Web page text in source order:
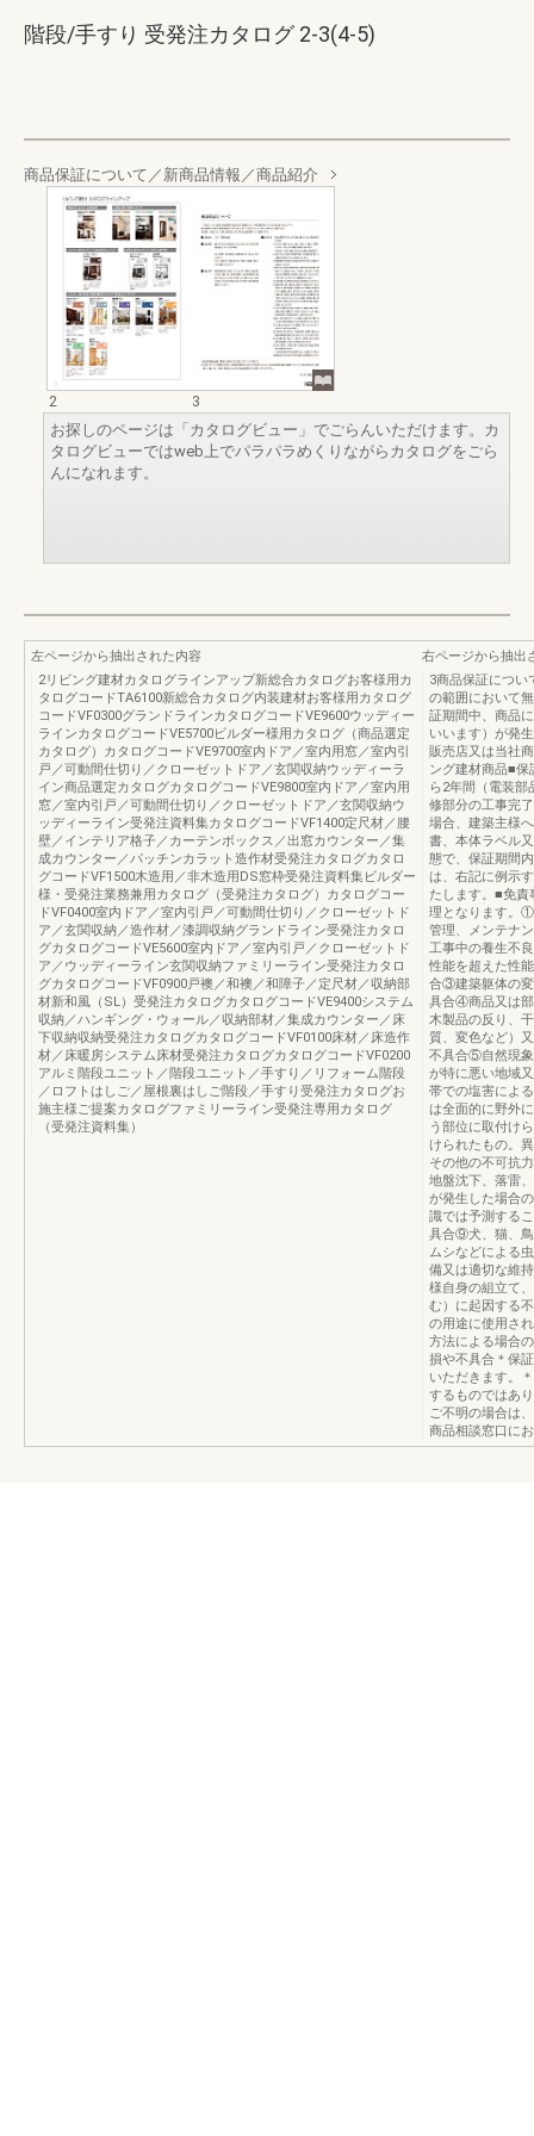
階段/手すり 受発注カタログ 2-3(4-5)
商品保証について／新商品情報／商品紹介
2
3
お探しのページは「カタログビュー」でごらんいただけます。カ
タログビューではweb上でパラパラめくりながらカタログをごら
んになれます。
左ページから抽出された内容
2リビング建材カタログラインアップ新総合カタログお客様用カ
タログコードTA6100新総合カタログ内装建材お客様用カタログ
コードVF0300グランドラインカタログコードVE9600ウッディー
ラインカタログコードVE5700ビルダー様用カタログ（商品選定
カタログ）カタログコードVE9700室内ドア／室内用窓／室内引
戸／可動間仕切り／クローゼットドア／玄関収納ウッディーラ
イン商品選定カタログカタログコードVE9800室内ドア／室内用
窓／室内引戸／可動間仕切り／クローゼットドア／玄関収納ウ
ッディーライン受発注資料集カタログコードVF1400定尺材／腰
壁／インテリア格子／カーテンボックス／出窓カウンター／集
成カウンター／パッチンカラット造作材受発注カタログカタロ
グコードVF1500木造用／非木造用DS窓枠受発注資料集ビルダー
様・受発注業務兼用カタログ（受発注カタログ）カタログコー
ドVF0400室内ドア／室内引戸／可動間仕切り／クローゼットド
ア／玄関収納／造作材／漆調収納グランドライン受発注カタロ
グカタログコードVE5600室内ドア／室内引戸／クローゼットド
ア／ウッディーライン玄関収納ファミリーライン受発注カタロ
グカタログコードVF0900戸襖／和襖／和障子／定尺材／収納部
材新和風（SL）受発注カタログカタログコードVE9400システム
収納／ハンギング・ウォール／収納部材／集成カウンター／床
下収納収納受発注カタログカタログコードVF0100床材／床造作
材／床暖房システム床材受発注カタログカタログコードVF0200
アルミ階段ユニット／階段ユニット／手すり／リフォーム階段
／ロフトはしご／屋根裏はしご階段／手すり受発注カタログお
施主様ご提案カタログファミリーライン受発注専用カタログ
（受発注資料集）
右ページから抽出
3商品保証につ
の範囲において
証期間中、商品
いいます）が発
販売店又は当社
ング建材商品■保
ら2年間（電装
修部分の工事完
場合、建築主様
書、本体ラベル
態で、保証期間
は、右記に例示
たします。■免責
理となります。
管理、メンテナ
工事中の養生不
性能を超えた性
合③建築躯体の
具合④商品又は
木製品の反り、
質、変色など）
不具合⑤自然現
が特に悪い地域
帯での塩害によ
は全面的に野外
う部位に取付け
けられたもの。
その他の不可抗
地盤沈下、落雷
が発生した場合
識では予測する
具合⑨犬、猫、
ムシなどによる
備又は適切な維
様自身の組立て
む）に起因する
の用途に使用さ
方法による場合
損や不具合＊保
いただきます。
するものではあ
ご不明の場合は
商品相談窓口に